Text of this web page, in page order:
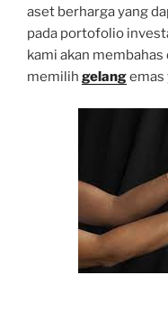
aset berharga yang
pada portofolio
kami akan
memilih gelangemas